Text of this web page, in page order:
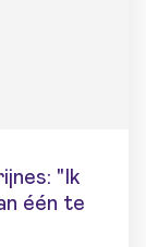
"Ik
één te